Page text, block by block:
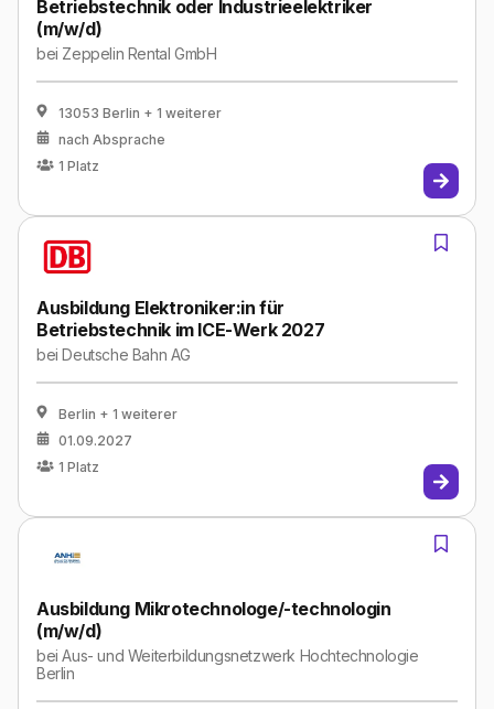
Betriebstechnik oder Industrieelektriker
(m/w/d)
bei Zeppelin Rental GmbH
13053 Berlin + 1 weiterer
nach Absprache
1 Platz
Ausbildung Elektroniker:in für
Betriebstechnik im ICE-Werk 2027
beiDeutsche Bahn AG
Berlin + 1 weiterer
01.09.2027
1 Platz
Ausbildung Mikrotechnologe/-technologin
(m/w/d)
beiAus- und Weiterbildungsnetzwerk Hochtechnologie
Berlin